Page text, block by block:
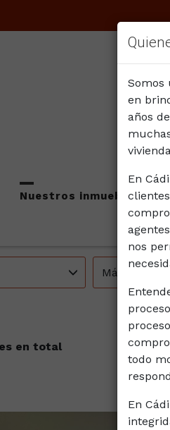
Nuestros inmuebles
Todos los
Más filtros
en total
Somos
en
años
En
nos
todo
En